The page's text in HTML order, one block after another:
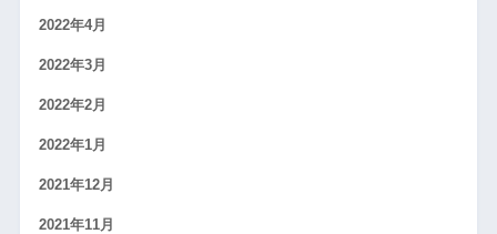
2022年4月
2022年3月
2022年2月
2022年1月
2021年12月
2021年11月